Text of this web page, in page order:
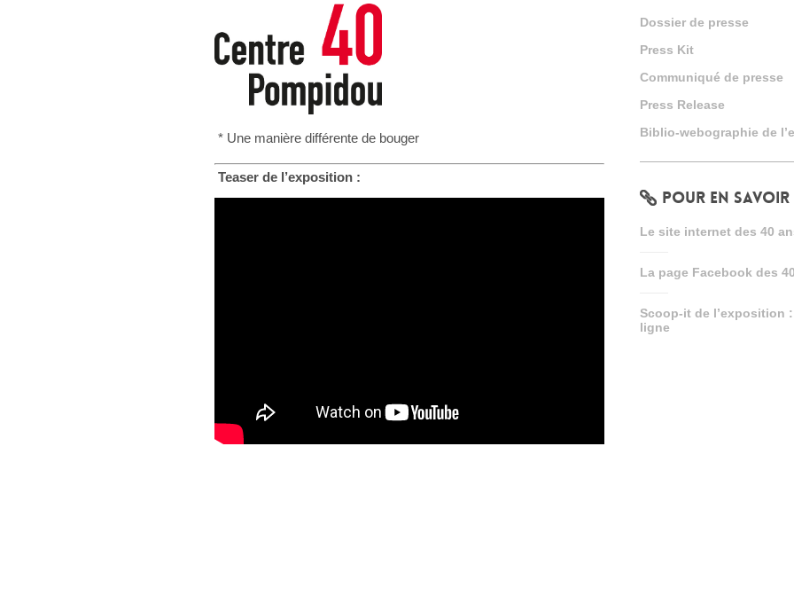
* Une manière différente de bouger
Teaser de l’exposition :
Dossier de presse
Press Kit
Communiqué de presse
Press Release
Biblio-webographie de
POUR EN SAVOIR
Le site internet des 40
La page Facebook des
Scoop-it de l’exposition
ligne